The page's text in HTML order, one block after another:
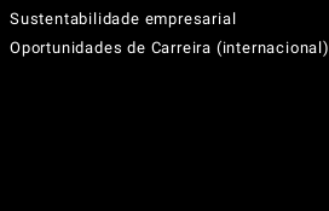
Sustentabilidade empresarial
Oportunidades de Carreira (internacional)